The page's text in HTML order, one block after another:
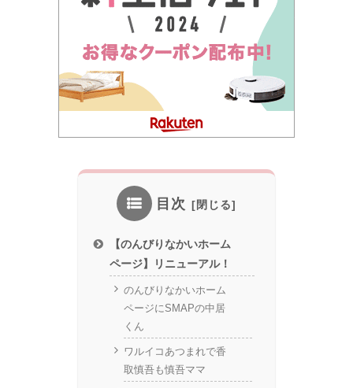
目次
【のんびりなかいホーム
ページ】リニューアル！
のんびりなかいホーム
ページにSMAPの中居
くん
ワルイコあつまれで香
取慎吾も慎吾ママ